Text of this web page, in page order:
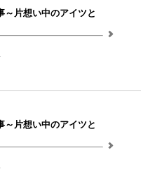
～片想い中のアイツと
～片想い中のアイツと